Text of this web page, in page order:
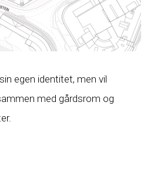
egen identitet, men vil
med gårdsrom og